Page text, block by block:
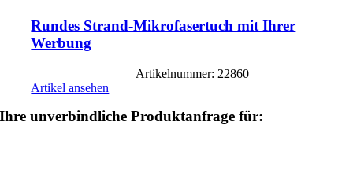
Rundes Strand-Mikrofasertuch mit Ihrer
Werbung
Artikelnummer: 22860
Artikel ansehen
Ihre unverbindliche Produktanfrage für: